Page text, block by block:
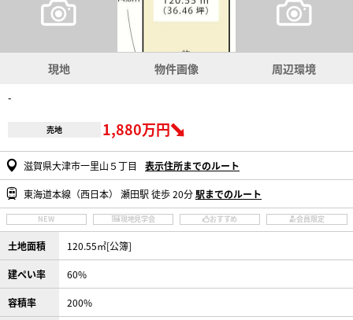
現地 物件画像 周辺環境
-
売地 1,880万円
滋賀県大津市一里山５丁目 表示住所までのルート
東海道本線（西日本） 瀬田駅 徒歩 20分駅までのルート
NEW 現地見学会 おすすめ 会員限定
土地面積 120.55㎡[公簿]
建ぺい率 60%
容積率 200%